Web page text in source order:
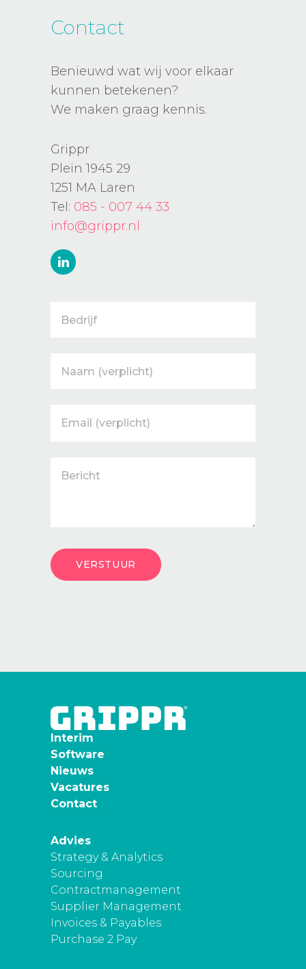
Contact
Benieuwd wat wij voor elkaar
kunnen betekenen?
We maken graag kennis.
Grippr
Plein 1945 29
1251 MA Laren
Tel: 085 - 007 44 33
info@grippr.nl
Interim
Software
Nieuws
Vacatures
Contact
Advies
Strategy & Analytics
Sourcing
Contractmanagement
Supplier Management
Invoices & Payables
Purchase 2 Pay